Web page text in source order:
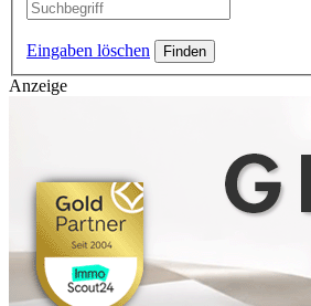
Eingaben löschen
Anzeige